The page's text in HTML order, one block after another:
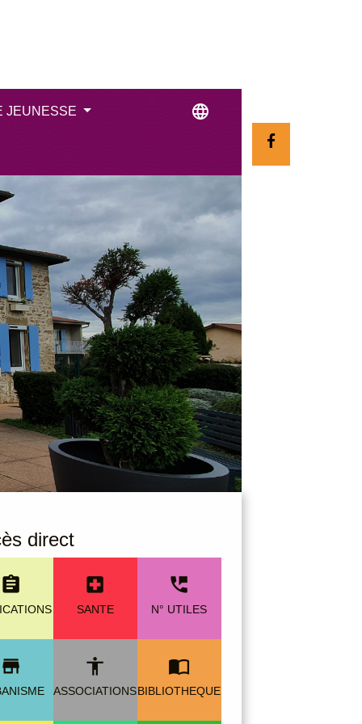
JEUNESSE language
direct
assignment local_hospital
SANTE
perm_phone_msg
N° UTILES
store accessibility
ASSOCIATIONS
import_contacts
BIBLIOTHEQUE